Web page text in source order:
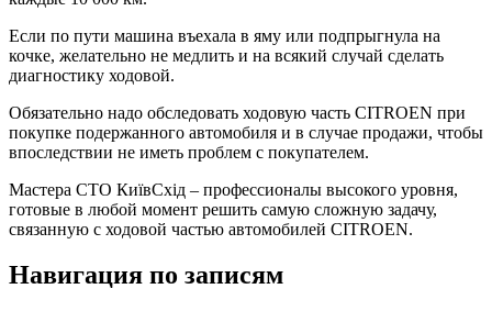
Если по пути машина въехала в яму или подпрыгнула на
кочке, желательно не медлить и на всякий случай сделать
диагностику ходовой.
Обязательно надо обследовать ходовую часть CITROEN при
покупке подержанного автомобиля и в случае продажи, чтобы
впоследствии не иметь проблем с покупателем.
Мастера СТО КиївСхід – профессионалы высокого уровня,
готовые в любой момент решить самую сложную задачу,
связанную с ходовой частью автомобилей CITROEN.
Навигация по записям